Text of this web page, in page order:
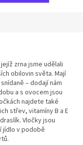
zrna jsme udělali
obilovin světa. Mají
– dodají nám
a s ovocem jsou
najdete také
střev, vitamíny B a E
Vločky jsou
jídlo v podobě